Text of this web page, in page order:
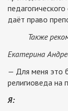
даёт право
Также
Екатерина
— Для меня это
религиоведа на
Я: